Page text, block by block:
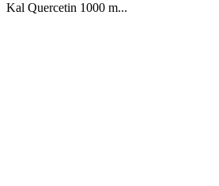
Kal Quercetin 1000 m...